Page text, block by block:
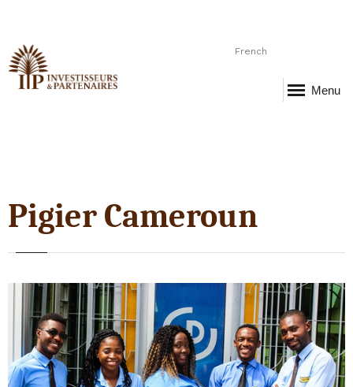
French
Menu
Pigier Cameroun